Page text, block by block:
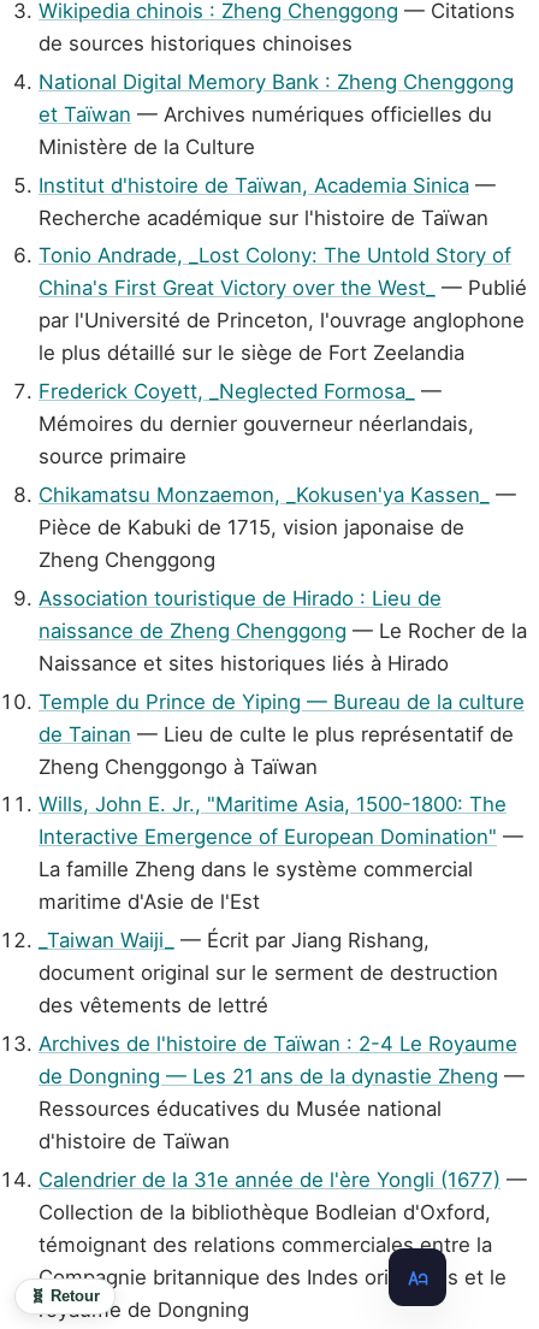
Wikipedia chinois : Zheng Chenggong — Citations
de sources historiques chinoises
National Digital Memory Bank : Zheng Chenggong
et Taïwan — Archives numériques officielles du
Ministère de la Culture
Institut d'histoire de Taïwan, Academia Sinica —
Recherche académique sur l'histoire de Taïwan
Tonio Andrade, _Lost Colony: The Untold Story of
China's First Great Victory over the West_
— Publié
par l'Université de Princeton, l'ouvrage anglophone
le plus détaillé sur le siège de Fort Zeelandia
Frederick Coyett, _Neglected Formosa_
—
Mémoires du dernier gouverneur néerlandais,
source primaire
Chikamatsu Monzaemon, _Kokusen'ya Kassen_
—
Pièce de Kabuki de 1715, vision japonaise de
Zheng Chenggong
Association touristique de Hirado : Lieu de
naissance de Zheng Chenggong — Le Rocher de la
Naissance et sites historiques liés à Hirado
Temple du Prince de Yiping — Bureau de la culture
de Tainan — Lieu de culte le plus représentatif de
Zheng Chenggongo à Taïwan
Wills, John E. Jr., "Maritime Asia, 1500-1800: The
Interactive Emergence of European Domination" —
La famille Zheng dans le système commercial
maritime d'Asie de l'Est
_Taiwan Waiji_
— Écrit par Jiang Rishang,
document original sur le serment de destruction
des vêtements de lettré
Archives de l'histoire de Taïwan : 2-4 Le Royaume
de Dongning — Les 21 ans de la dynastie Zheng —
Ressources éducatives du Musée national
d'histoire de Taïwan
Calendrier de la 31e année de l'ère Yongli (1677) —
Collection de la bibliothèque Bodleian d'Oxford,
témoignant des relations commerciales entre la
Compagnie britannique des Indes orientales et le
royaume de Dongning
🧬 Retour